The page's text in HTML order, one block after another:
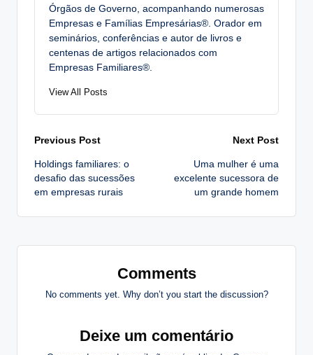
Órgãos de Governo, acompanhando numerosas
Empresas e Famílias Empresárias®. Orador em
seminários, conferências e autor de livros e
centenas de artigos relacionados com
Empresas Familiares®.
View All Posts
Post
navigation
Previous Post
Holdings familiares: o
desafio das sucessões
em empresas rurais
Next Post
Uma mulher é uma
excelente sucessora de
um grande homem
Comments
No comments yet. Why don’t you start the discussion?
Deixe um comentário